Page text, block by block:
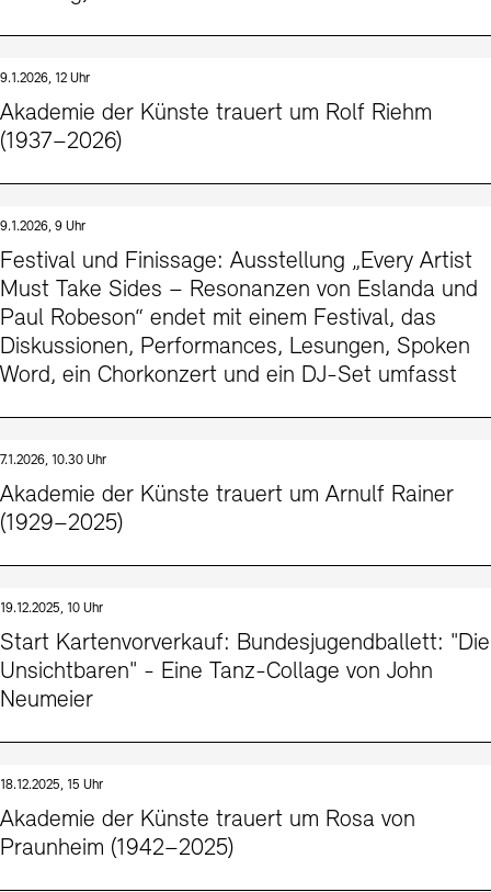
9.1.2026, 12 Uhr
Akademie der Künste trauert um Rolf Riehm
(1937–2026)
9.1.2026, 9 Uhr
Festival und Finissage: Ausstellung „Every Artist
Must Take Sides – Resonanzen von Eslanda und
Paul Robeson“ endet mit einem Festival, das
Diskussionen, Performances, Lesungen, Spoken
Word, ein Chorkonzert und ein DJ-Set umfasst
7.1.2026, 10.30 Uhr
Akademie der Künste trauert um Arnulf Rainer
(1929–2025)
19.12.2025, 10 Uhr
Start Kartenvorverkauf: Bundesjugendballett: "Die
Unsichtbaren" - Eine Tanz-Collage von John
Neumeier
18.12.2025, 15 Uhr
Akademie der Künste trauert um Rosa von
Praunheim (1942–2025)